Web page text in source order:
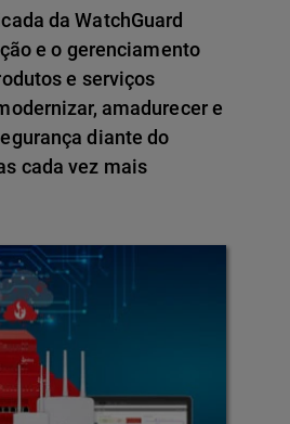
da WatchGuard
e o gerenciamento
e serviços
amadurecer e
diante do
cada vez mais